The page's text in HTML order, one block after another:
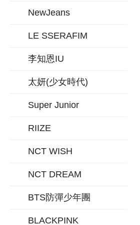
NewJeans
LE SSERAFIM
李知恩IU
太妍(少女時代)
Super Junior
RIIZE
NCT WISH
NCT DREAM
BTS防彈少年團
BLACKPINK